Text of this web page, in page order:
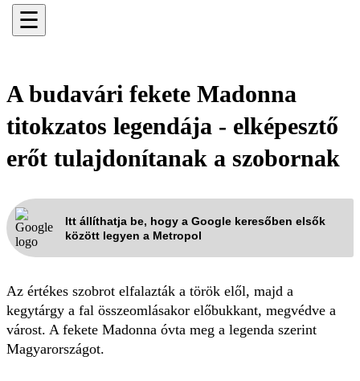
☰
A budavári fekete Madonna
titokzatos legendája - elképesztő
erőt tulajdonítanak a szobornak
Itt állíthatja be, hogy a Google keresőben elsők
között legyen a Metropol
Az értékes szobrot elfalazták a török elől, majd a
kegytárgy a fal összeomlásakor előbukkant, megvédve a
várost. A fekete Madonna óvta meg a legenda szerint
Magyarországot.